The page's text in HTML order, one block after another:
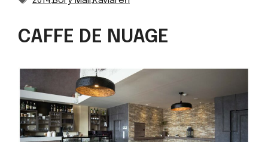
CAFFE DE NUAGE